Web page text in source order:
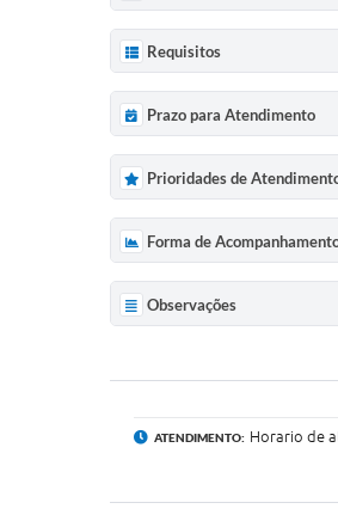
Requisitos
Prazo para Atendimento
Prioridades de
Forma de
Observações
ATENDIMENTO: Horario de